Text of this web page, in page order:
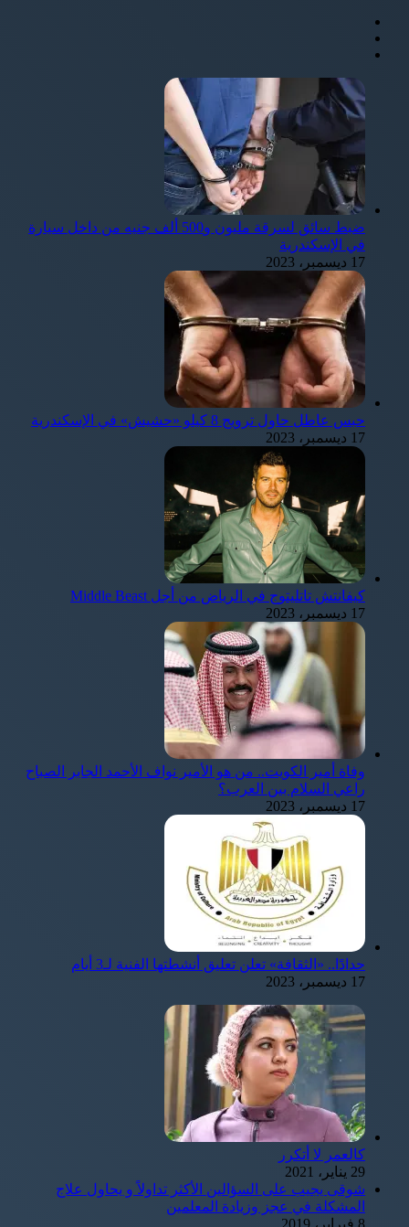
ضبط سائق لسرقة مليون و500 ألف جنيه من داخل سيارة
في الإسكندرية
17 ديسمبر، 2023
حبس عاطل حاول ترويج 8 كيلو «حشيش» في الإسكندرية
17 ديسمبر، 2023
كيفانتش تاتليتوج في الرياض من أجل Middle Beast
17 ديسمبر، 2023
وفاة أمير الكويت.. من هو الأمير نواف الأحمد الجابر الصباح
راعي السلام بين العرب؟
17 ديسمبر، 2023
حدادًا.. «الثقافة» تعلن تعليق أنشطتها الفنية لـ3 أيام
17 ديسمبر، 2023
كالعمر لا أتكرر
29 يناير، 2021
شوقى يجيب على السؤالين الأكثر تداولاً و يحاول علاج
المشكلة في عجز وزيادة المعلمين